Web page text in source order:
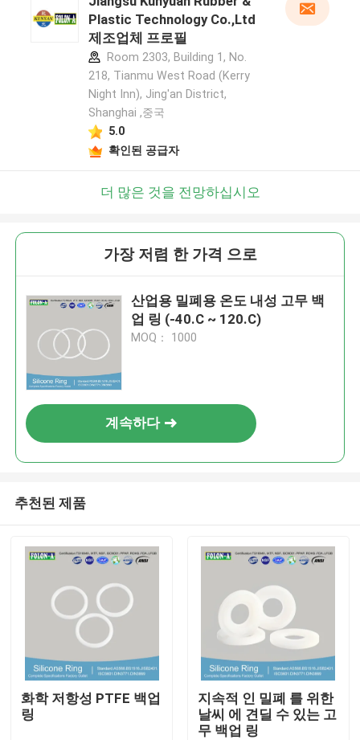
Plastic Technology Co.,Ltd
제조업체 프로필
Room 2303, Building 1, No.
218, Tianmu West Road (Kerry
Night Inn), Jing'an District,
Shanghai ,중국
5.0
확인된 공급자
더 많은 것을 전망하십시오
가장 저렴 한 가격 으로
산업용 밀폐용 온도 내성 고무 백
업 링 (-40.C ~ 120.C)
MOQ： 1000
계속하다
추천된 제품
화학 저항성 PTFE 백업
링
지속적 인 밀폐 를 위한
날씨 에 견딜 수 있는 고
무 백업 링